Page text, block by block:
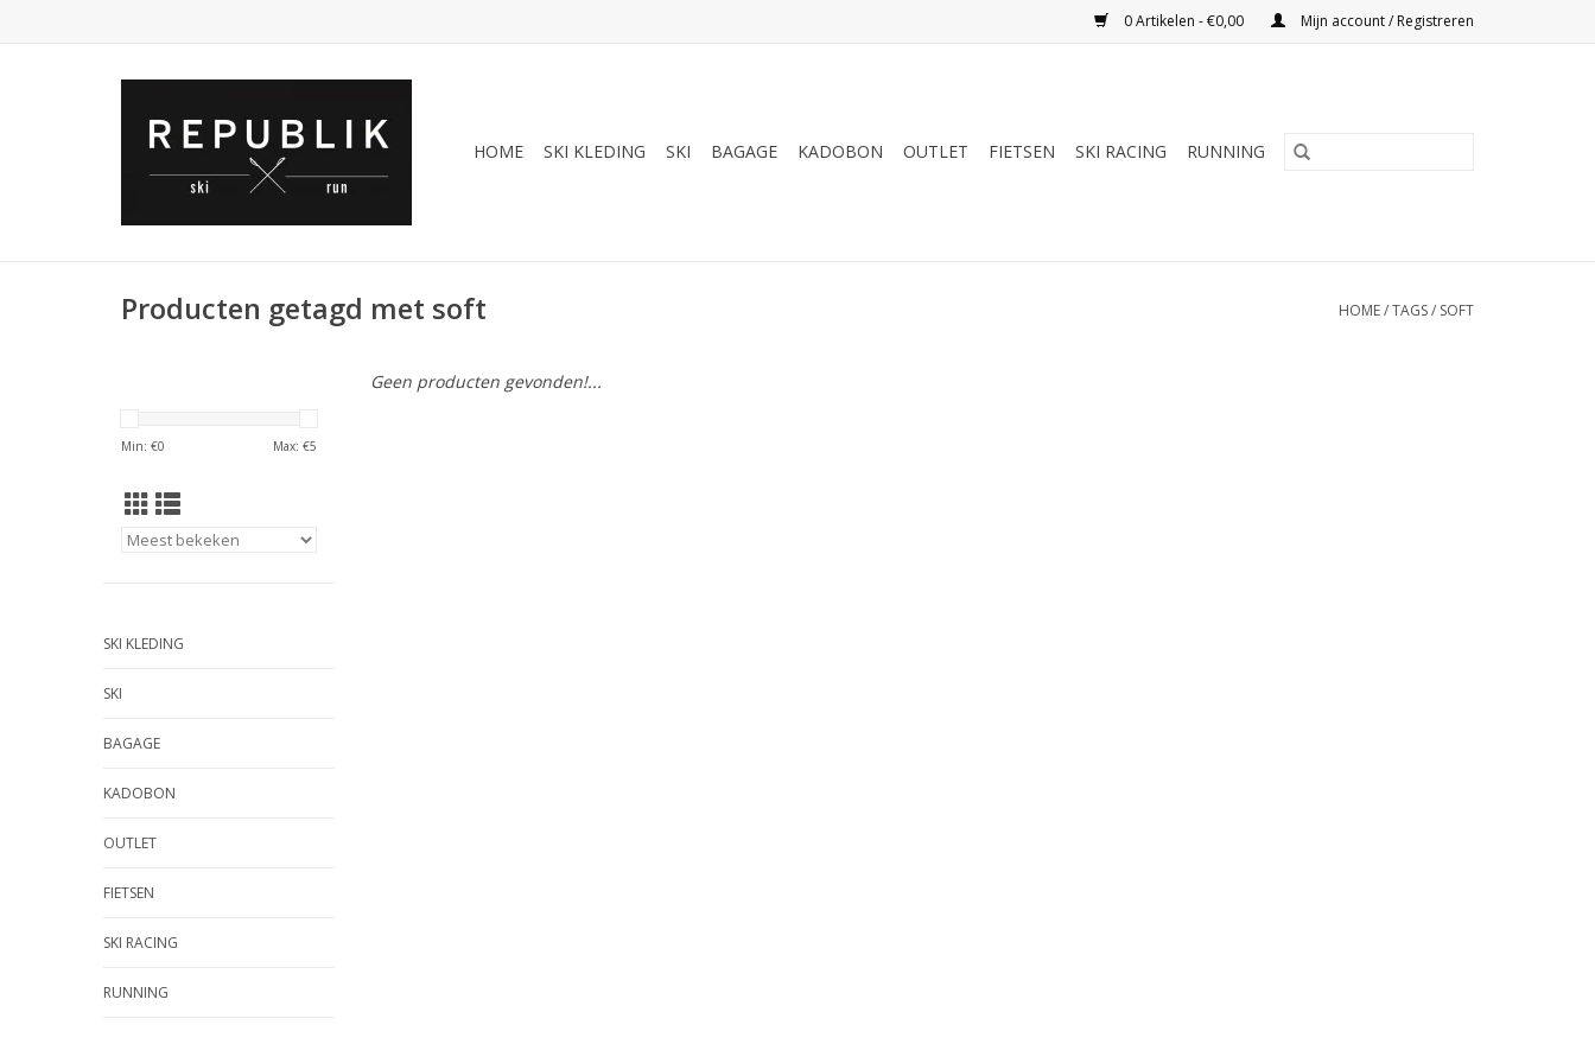
0 Artikelen - €0,00 Mijn account / Registreren
HOME SKI KLEDING SKI BAGAGE KADOBON OUTLET FIETSEN SKI RACING RUNNING
Producten getagd met soft HOME/TAGS/ SOFT
Min: €0 Max: €5
SKI KLEDING
SKI
BAGAGE
KADOBON
OUTLET
FIETSEN
SKI RACING
RUNNING
Geen producten gevonden!...